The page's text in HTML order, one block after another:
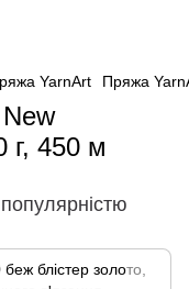
YarnArt Пряжа
г, 450 м